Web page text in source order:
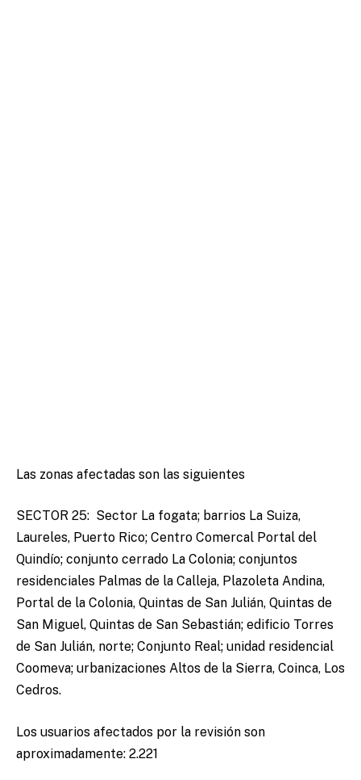
Las zonas afectadas son las siguientes
SECTOR 25: Sector La fogata; barrios La Suiza,
Laureles, Puerto Rico; Centro Comercal Portal del
Quindío; conjunto cerrado La Colonia; conjuntos
residenciales Palmas de la Calleja, Plazoleta Andina,
Portal de la Colonia, Quintas de San Julián, Quintas de
San Miguel, Quintas de San Sebastián; edificio Torres
de San Julián, norte; Conjunto Real; unidad residencial
Coomeva; urbanizaciones Altos de la Sierra, Coinca, Los
Cedros.
Los usuarios afectados por la revisión son
aproximadamente: 2.221